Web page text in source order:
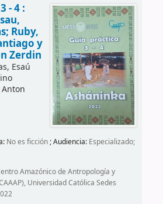
- 4 :
Ruby,
y
Zerdin
Esaú
Anton
No es ficción; Audiencia: Especializado;
Amazónico de Antropología y
Universidad Católica Sedes